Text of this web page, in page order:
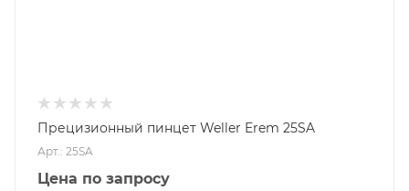
Прецизионный пинцет Weller Erem 25SA
Арт.: 25SA
Цена по запросу